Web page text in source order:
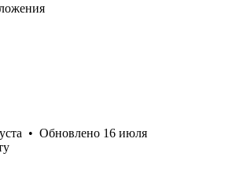
• Обновлено 16 июля